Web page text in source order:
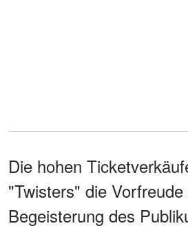
Die hohen
"Twisters" die Vorfreude
Begeisterung des